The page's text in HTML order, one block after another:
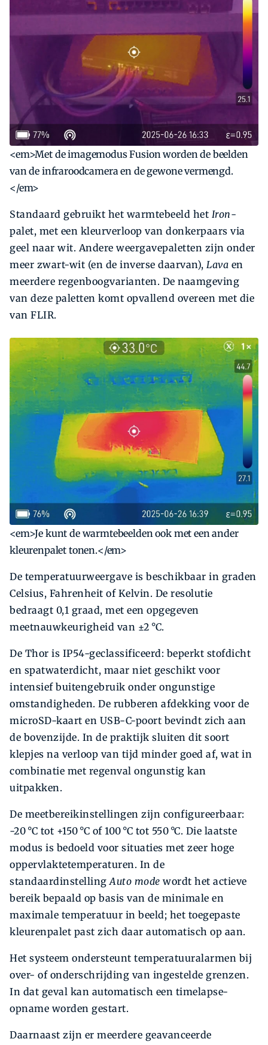
<em>Met de imagemodus Fusion worden de beelden
van de infraroodcamera en de gewone vermengd.
</em>
Standaard gebruikt het warmtebeeld het Iron-
palet, met een kleurverloop van donkerpaars via
geel naar wit. Andere weergavepaletten zijn onder
meer zwart-wit (en de inverse daarvan), Lava en
meerdere regenboogvarianten. De naamgeving
van deze paletten komt opvallend overeen met die
van FLIR.
<em>Je kunt de warmtebeelden ook met een ander
kleurenpalet tonen.</em>
De temperatuurweergave is beschikbaar in graden
Celsius, Fahrenheit of Kelvin. De resolutie
bedraagt 0,1 graad, met een opgegeven
meetnauwkeurigheid van ±2 °C.
De Thor is IP54-geclassificeerd: beperkt stofdicht
en spatwaterdicht, maar niet geschikt voor
intensief buitengebruik onder ongunstige
omstandigheden. De rubberen afdekking voor de
microSD-kaart en USB-C-poort bevindt zich aan
de bovenzijde. In de praktijk sluiten dit soort
klepjes na verloop van tijd minder goed af, wat in
combinatie met regenval ongunstig kan
uitpakken.
De meetbereikinstellingen zijn configureerbaar:
-20 °C tot +150 °C of 100 °C tot 550 °C. Die laatste
modus is bedoeld voor situaties met zeer hoge
oppervlaktetemperaturen. In de
standaardinstellingAuto mode wordt het actieve
bereik bepaald op basis van de minimale en
maximale temperatuur in beeld; het toegepaste
kleurenpalet past zich daar automatisch op aan.
Het systeem ondersteunt temperatuuralarmen bij
over- of onderschrijding van ingestelde grenzen.
In dat geval kan automatisch een timelapse-
opname worden gestart.
Daarnaast zijn er meerdere geavanceerde